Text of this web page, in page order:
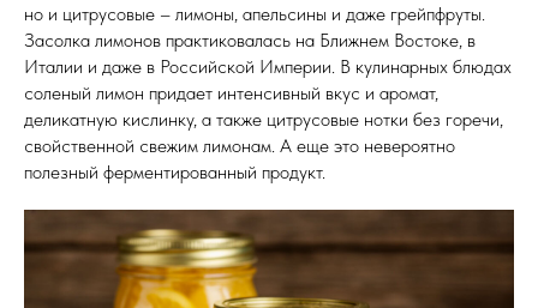
но и цитрусовые – лимоны, апельсины и даже грейпфруты.
Засолка лимонов практиковалась на Ближнем Востоке, в
Италии и даже в Российской Империи. В кулинарных блюдах
соленый лимон придает интенсивный вкус и аромат,
деликатную кислинку, а также цитрусовые нотки без горечи,
свойственной свежим лимонам. А еще это невероятно
полезный ферментированный продукт.